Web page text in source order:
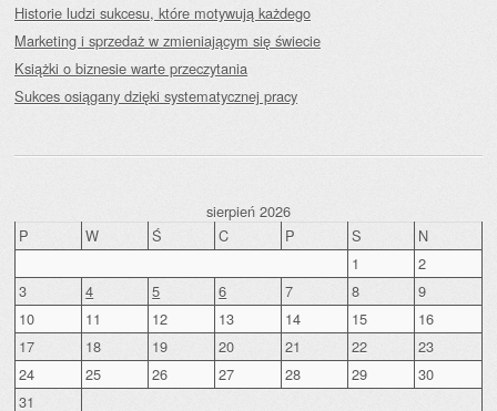
Historie ludzi sukcesu, które motywują każdego
Marketing i sprzedaż w zmieniającym się świecie
Książki o biznesie warte przeczytania
Sukces osiągany dzięki systematycznej pracy
sierpień 2026
P
W Ś C P S
N
1
2
3
4 5 6 7 8
9
10
11 12 13 14 15
16
17
18 19 20 21 22
23
24
25 26 27 28 29
30
31